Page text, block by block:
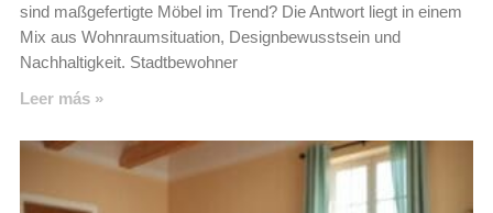
sind maßgefertigte Möbel im Trend? Die Antwort liegt in einem
Mix aus Wohnraumsituation, Designbewusstsein und
Nachhaltigkeit. Stadtbewohner
Leer más »